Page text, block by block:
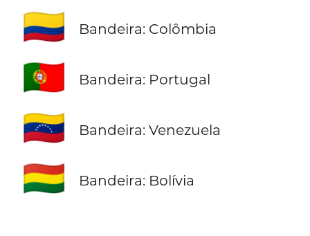
🇨🇴 Bandeira: Colômbia
🇵🇹 Bandeira: Portugal
🇻🇪 Bandeira: Venezuela
🇧🇴 Bandeira: Bolívia